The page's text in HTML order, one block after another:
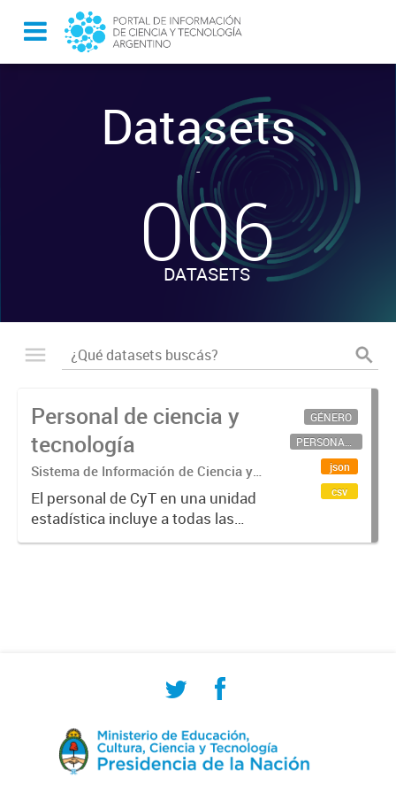
Datasets
-
006
DATASETS
Personal de ciencia y
tecnología
Sistema de Información de Ciencia y
Tecnología Argentino (SICYTAR)
El personal de CyT en una unidad
estadística incluye a todas las
personas involucradas
GÉNERO
PERSONAL CIENTÍFICO-TECNOLÓGICO
json
csv